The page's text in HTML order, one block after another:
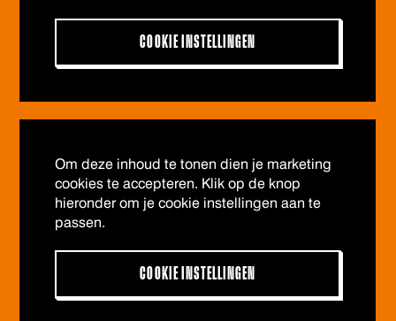
COOKIE INSTELLINGEN
Om deze inhoud te tonen dien je marketing
cookies te accepteren. Klik op de knop
hieronder om je cookie instellingen aan te
passen.
COOKIE INSTELLINGEN